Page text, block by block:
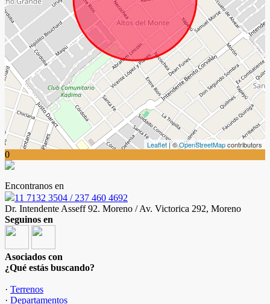
Leaflet| ©OpenStreetMapcontributors
0
Encontranos en
11 7132 3504 / 237 460 4692
Dr. Intendente Asseff 92. Moreno / Av. Victorica 292, Moreno
Seguinos en
Asociados con
¿Qué estás buscando?
· Terrenos
· Departamentos